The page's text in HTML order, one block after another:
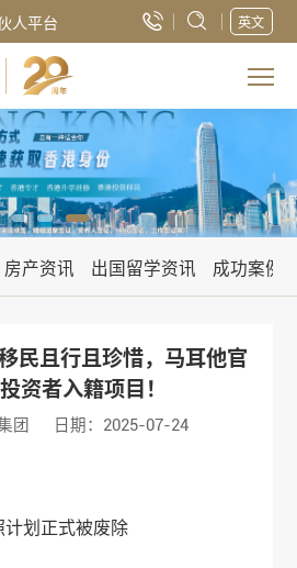
人平台 英文
房产资讯 出国留学资讯 成功案例
民且行且珍惜，马耳他官
资者入籍项目！
团 日期：2025-07-24
划正式被废除